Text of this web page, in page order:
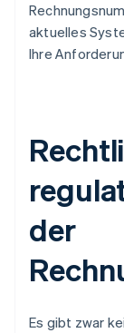
aktuelles
Ihre
der
Es gibt zwar